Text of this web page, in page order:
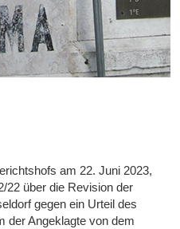
am 22. Juni 2023,
22 über die Revision der
gegen ein Urteil des
der Angeklagte von dem